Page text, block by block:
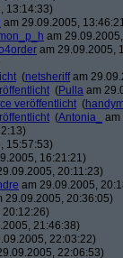
13:14:33)
am 29.09.2005,
am
am 29.09.2005,
(netsheriffam
(Pulla am
veröffentlicht (
(Antonia_
am
15:57:53)
16:21:21)
20:11:23)
am 29.09.2005,
29.09.2005, 20:36:05)
21:46:38)
22:03:22)
22:06:53)